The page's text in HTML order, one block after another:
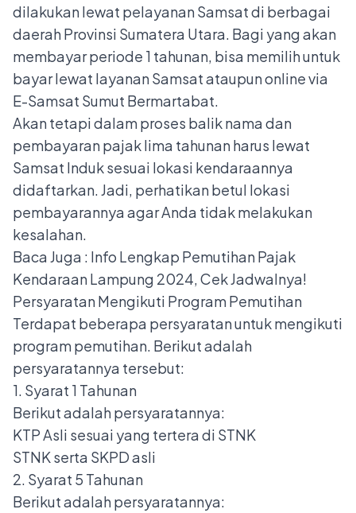
dilakukan lewat pelayanan Samsat di berbagai
daerah Provinsi Sumatera Utara. Bagi yang akan
membayar periode 1 tahunan, bisa memilih untuk
bayar lewat layanan Samsat ataupun online via
E-Samsat Sumut Bermartabat.
Akan tetapi dalam proses balik nama dan
pembayaran pajak lima tahunan harus lewat
Samsat Induk sesuai lokasi kendaraannya
didaftarkan. Jadi, perhatikan betul lokasi
pembayarannya agar Anda tidak melakukan
kesalahan.
Baca Juga : Info Lengkap Pemutihan Pajak
Kendaraan Lampung 2024, Cek Jadwalnya!
Persyaratan Mengikuti Program Pemutihan
Terdapat beberapa persyaratan untuk mengikuti
program pemutihan. Berikut adalah
persyaratannya tersebut:
1. Syarat 1 Tahunan
Berikut adalah persyaratannya:
KTP Asli sesuai yang tertera di STNK
STNK serta SKPD asli
2. Syarat 5 Tahunan
Berikut adalah persyaratannya: